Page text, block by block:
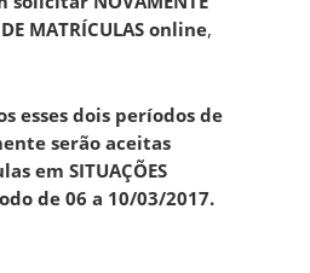
MATRÍCULAS online,
esses dois períodos de
serão aceitas
em SITUAÇÕES
de 06 a 10/03/2017.